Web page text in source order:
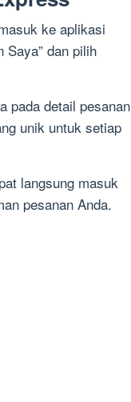
ke aplikasi
Saya” dan pilih
pada detail pesanan
unik untuk setiap
langsung masuk
pesanan Anda.